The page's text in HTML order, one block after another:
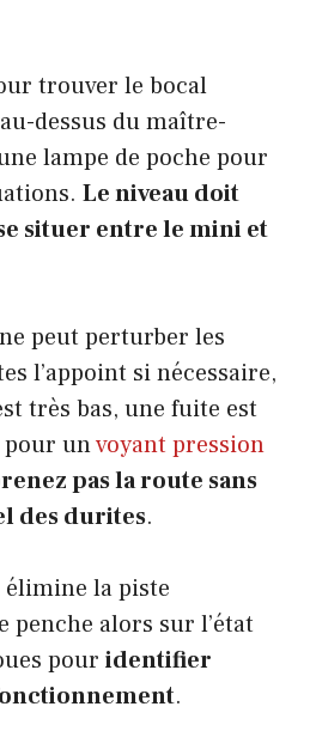
trouver le bocal
dessus du maître-
lampe de poche pour
Le niveau doit
situer entre le mini et
peut perturber les
l’appoint si nécessaire,
très bas, une fuite est
pour unvoyant pression
pas la route sans
des durites.
la piste
penche alors sur l’état
pour identifier
.